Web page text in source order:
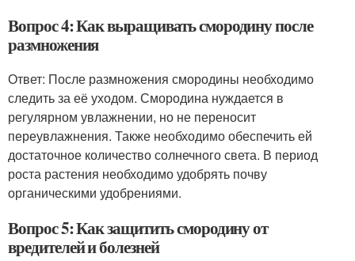
Вопрос 4: Как выращивать смородину после
размножения
Ответ: После размножения смородины необходимо
следить за её уходом. Смородина нуждается в
регулярном увлажнении, но не переносит
переувлажнения. Также необходимо обеспечить ей
достаточное количество солнечного света. В период
роста растения необходимо удобрять почву
органическими удобрениями.
Вопрос 5: Как защитить смородину от
вредителей и болезней